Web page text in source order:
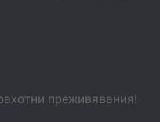
преживявания!